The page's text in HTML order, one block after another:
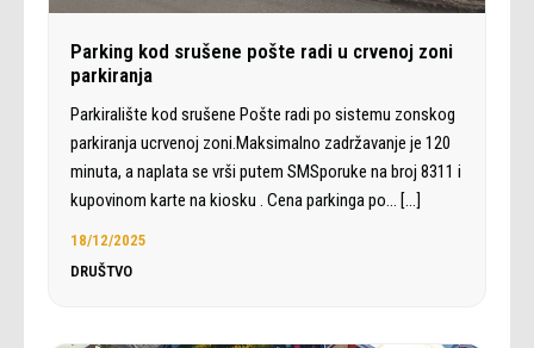
Parking kod srušene pošte radi u crvenoj zoni
parkiranja
Parkiralište kod srušene Pošte radi po sistemu zonskog
parkiranja ucrvenoj zoni.Maksimalno zadržavanje je 120
minuta, a naplata se vrši putem SMSporuke na broj 8311 i
kupovinom karte na kiosku . Cena parkinga po…
[…]
18/12/2025
DRUŠTVO